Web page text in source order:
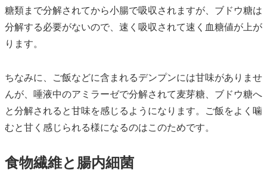
糖類まで分解されてから小腸で吸収されますが、ブドウ糖は
分解する必要がないので、速く吸収されて速く血糖値が上が
ります。
ちなみに、ご飯などに含まれるデンプンには甘味がありませ
んが、唾液中のアミラーゼで分解されて麦芽糖、ブドウ糖へ
と分解されると甘味を感じるようになります。ご飯をよく噛
むと甘く感じられる様になるのはこのためです。
食物繊維と腸内細菌